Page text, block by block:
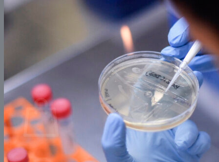
Asistencia Comercial
PROFESIONALES NO IT
Buscar
por:
0
Carrito
No hay productos en el carrito.